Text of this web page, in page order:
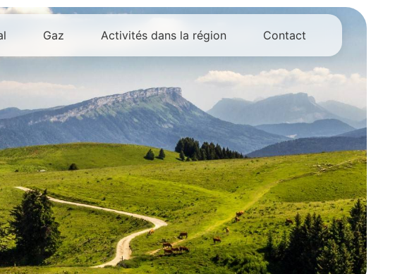
Gaz Activités dans la région Contact